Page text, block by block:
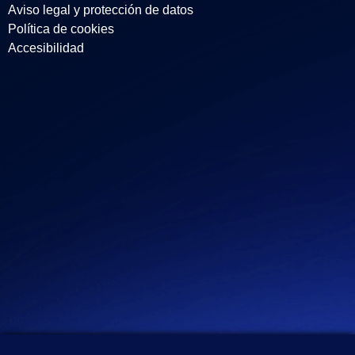
n
k
s
t
u
Aviso legal y protección de datos
Política de cookies
Accesibilidad